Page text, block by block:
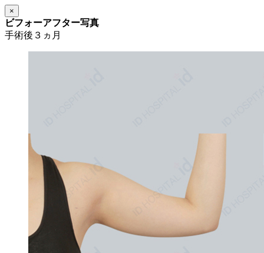
×
ビフォーアフター写真
手術後３ヵ月